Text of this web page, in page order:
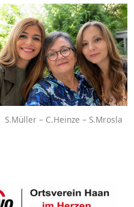
S.Müller – C.Heinze – S.Mrosla